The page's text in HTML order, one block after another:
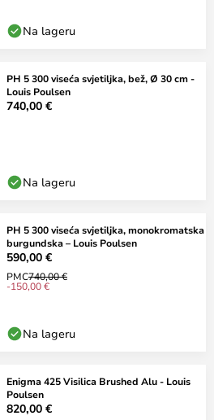
Na lageru
PH 5 300 viseća svjetiljka, bež, Ø 30 cm -
Louis Poulsen
740,00 €
Na lageru
PH 5 300 viseća svjetiljka, monokromatska
burgundska – Louis Poulsen
590,00 €
PMC740,00 €
-150,00 €
Na lageru
Enigma 425 Visilica Brushed Alu - Louis
Poulsen
820,00 €